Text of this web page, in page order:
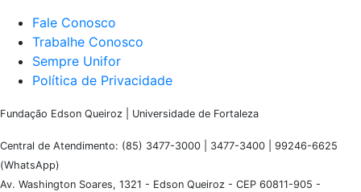
Fale Conosco
Trabalhe Conosco
Sempre Unifor
Política de Privacidade
Fundação Edson Queiroz | Universidade de Fortaleza
Central de Atendimento: (85) 3477-3000 | 3477-3400 | 99246-6625
(WhatsApp)
Av. Washington Soares, 1321 - Edson Queiroz - CEP 60811-905 -